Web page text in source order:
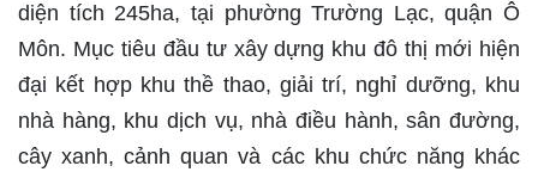
diện tích 245ha, tại phường Trường Lạc, quận Ô
Môn. Mục tiêu đầu tư xây dựng khu đô thị mới hiện
đại kết hợp khu thề thao, giải trí, nghỉ dưỡng, khu
nhà hàng, khu dịch vụ, nhà điều hành, sân đường,
cây xanh, cảnh quan và các khu chức năng khác